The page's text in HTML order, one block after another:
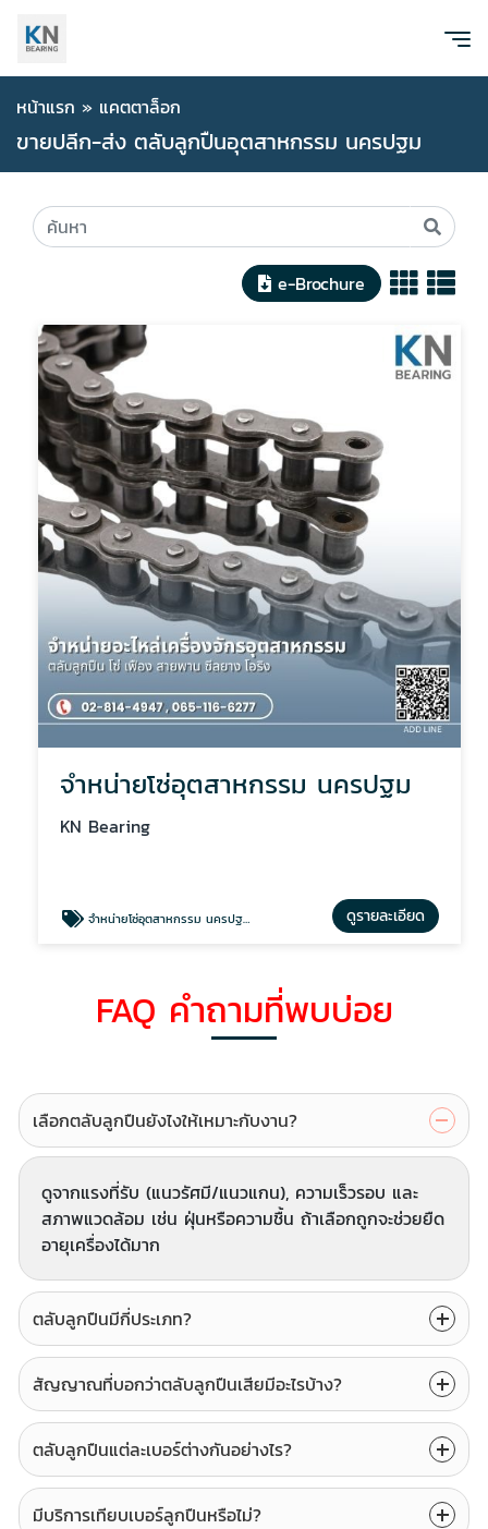
หน้าแรก » แคตตาล็อก
ขายปลีก-ส่ง ตลับลูกปืนอุตสาหกรรม นครปฐม
e-Brochure
จำหน่ายโซ่อุตสาหกรรม นครปฐม
KN Bearing
จำหน่ายโซ่อุตสาหกรรม นครปฐม ดูรายละเอียด
FAQ คำถามที่พบบ่อย
เลือกตลับลูกปืนยังไงให้เหมาะกับงาน?
ดูจากแรงที่รับ (แนวรัศมี/แนวแกน), ความเร็วรอบ และ
สภาพแวดล้อม เช่น ฝุ่นหรือความชื้น ถ้าเลือกถูกจะช่วยยืด
อายุเครื่องได้มาก
ตลับลูกปืนมีกี่ประเภท?
สัญญาณที่บอกว่าตลับลูกปืนเสียมีอะไรบ้าง?
ตลับลูกปืนแต่ละเบอร์ต่างกันอย่างไร?
มีบริการเทียบเบอร์ลูกปืนหรือไม่?